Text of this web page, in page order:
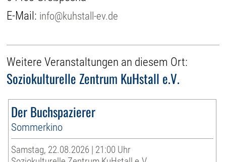
E-Mail: info@kuhstall-ev.de
Weitere Veranstaltungen an diesem Ort:
Soziokulturelle Zentrum KuHstall e.V.
Der Buchspazierer
Sommerkino
Samstag, 22.08.2026 | 21:00 Uhr